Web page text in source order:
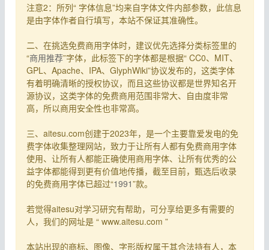
注意2：所列“ 字体信息”均来自字体文件内部参数，此信息
是由字体作者自行填写，本站不保证其准确性。
二、在挑选免费商用字体时，建议优先选择分类标签里的
“商用推荐”字体，此标签下的字体都是根据“ CC0、MIT、
GPL、Apache、IPA、GlyphWiki”协议发布的，这类字体
有着明确清晰的授权协议，而且这些协议都是世界知名开
源协议，这类字体的免费商用范围非常大、自由度非常
高，所以商用安全性也非常高。
三、aitesu.com创建于2023年，是一个主要靠爱发电的免
费字体收集整理网站，致力于让所有人都有免费商用字体
使用、让所有人都能正确使用商用字体、让所有优秀的公
益字体都能得到更有价值地传播，截至目前，甄选后收录
的免费商用字体已超过“1991”款。
若觉得aitesu对学习研究有帮助，可分享给更多有需要的
人，我们的网址是 “ www.aitesu.com ”
本站出现的商标、图像、字形版权属于其合法持有人，本